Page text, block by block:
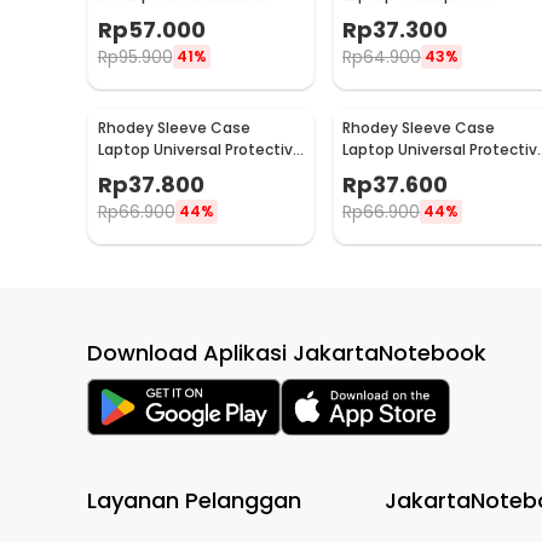
C0412
Rp57.000
Rp95.900 41%
Polyester Neoprene Bag
11/12 Inch - L123F
Rp37.300
Rp64.900 43%
Rhodey Sleeve Case
Laptop Universal Protective
Bag Neoprene with Pouch
13 Inch - AK03
Rp37.800
Rp66.900 44%
Rhodey Sleeve Case
Laptop Universal
Bag Neoprene with Pouch
14 Inch - AK03
Rp37.600
Rp66.900 44%
Download Aplikasi JakartaNotebook
Layanan Pelanggan